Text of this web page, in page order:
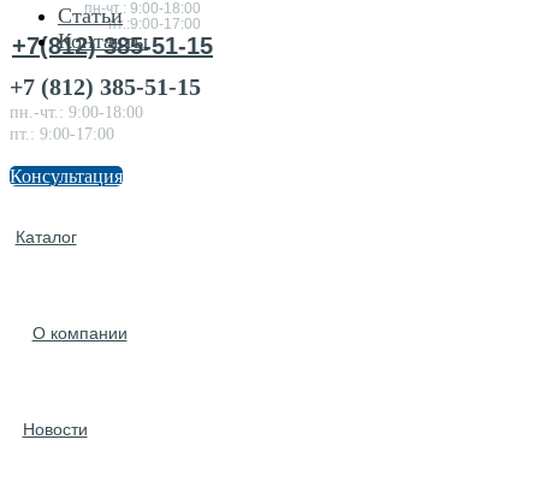
пн-чт.: 9:00-18:00
пт.:9:00-17:00
+7(812) 385-51-15
Каталог
О компании
Новости
Статьи
Контакты
+7 (812) 385-51-15
пн.-чт.: 9:00-18:00
пт.: 9:00-17:00
Консультация